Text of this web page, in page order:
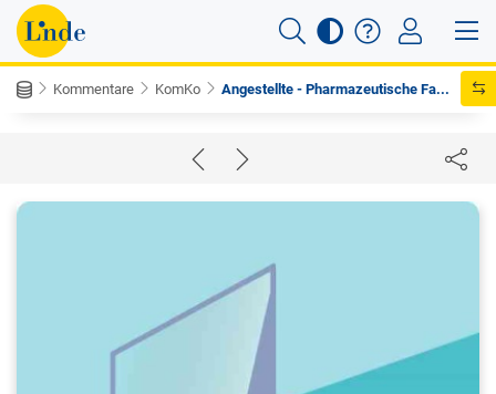
Kommentare KomKo Angestellte - Pharmazeutische Fa...